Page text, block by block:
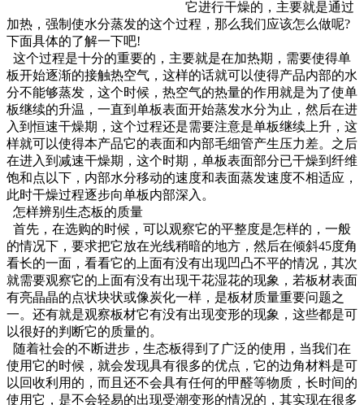
它进行干燥的，主要就是通过
加热，强制使水分蒸发的这个过程，那么我们应该怎么做呢?
下面具体的了解一下吧!
这个过程是十分的重要的，主要就是在加热期，需要使得单
板开始逐渐的接触热空气，这样的话就可以使得产品内部的水
分不能够蒸发，这个时候，热空气的热量的作用就是为了使单
板继续的升温，一直到单板表面开始蒸发水分为止，然后在进
入到恒速干燥期，这个过程还是需要注意是单板继续上升，这
样就可以使得本产品它的表面和内部毛细管产生压力差。之后
在进入到减速干燥期，这个时期，单板表面部分已干燥到纤维
饱和点以下，内部水分移动的速度和表面蒸发速度不相适应，
此时干燥过程逐步向单板内部深入。
怎样辨别生态板的质量
首先，在选购的时候，可以观察它的平整度是怎样的，一般
的情况下，要求把它放在光线稍暗的地方，然后在倾斜45度角
看长的一面，看看它的上面有没有出现凹凸不平的情况，其次
就需要观察它的上面有没有出现干花湿花的现象，若板材表面
有亮晶晶的点状块状或像炭化一样，是板材质量重要问题之
一。还有就是观察板材它有没有出现变形的现象，这些都是可
以很好的判断它的质量的。
随着社会的不断进步，生态板得到了广泛的使用，当我们在
使用它的时候，就会发现具有很多的优点，它的边角材料是可
以回收利用的，而且还不会具有任何的甲醛等物质，长时间的
使用它，是不会轻易的出现受潮变形的情况的，其实现在很多